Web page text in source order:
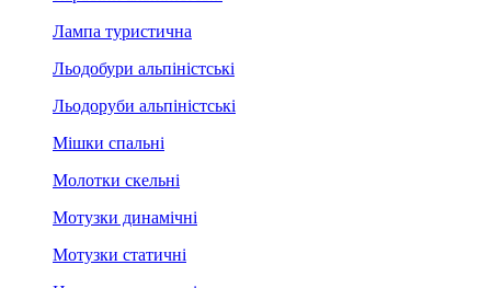
Лампа туристична
Льодобури альпіністські
Льодоруби альпіністські
Мішки спальні
Молотки скельні
Мотузки динамічні
Мотузки статичні